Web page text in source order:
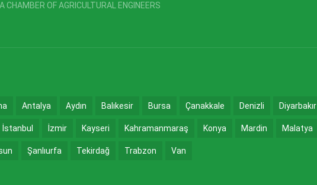
CHAMBER OF AGRICULTURAL ENGINEERS
Antalya Aydın Balıkesir Bursa Çanakkale Denizli Diyarbakır
İstanbul İzmir Kayseri Kahramanmaraş Konya Mardin Malatya
Şanlıurfa Tekirdağ Trabzon Van